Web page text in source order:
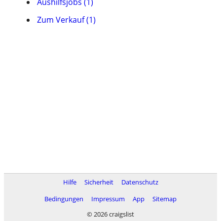
Zum Verkauf (1)
Hilfe Sicherheit
Datenschutz
Bedingungen
Impressum App
Sitemap
© 2026 craigslist